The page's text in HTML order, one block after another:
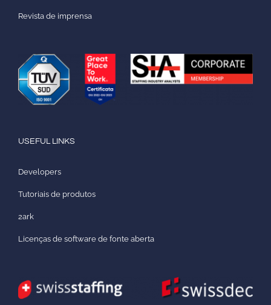
Revista de imprensa
USEFUL LINKS
Developers
Tutoriais de produtos
2ark
Licenças de software de fonte aberta